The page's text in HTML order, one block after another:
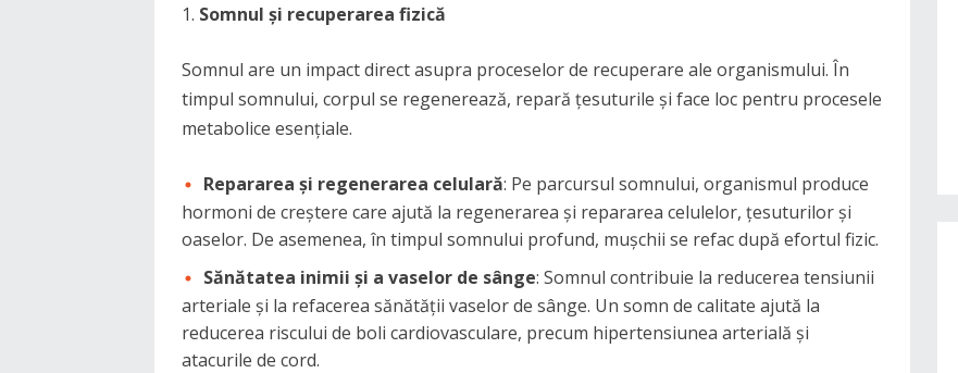
Somnul și recuperarea fizică
Somnul are un impact direct asupra proceselor de recuperare ale organismului. În
timpul somnului, corpul se regenerează, repară țesuturile și face loc pentru procesele
metabolice esențiale.
Repararea și regenerarea celulară: Pe parcursul somnului, organismul produce
hormoni de creștere care ajută la regenerarea și repararea celulelor, țesuturilor și
oaselor. De asemenea, în timpul somnului profund, mușchii se refac după efortul fizic.
Sănătatea inimii și a vaselor de sânge: Somnul contribuie la reducerea tensiunii
arteriale și la refacerea sănătății vaselor de sânge. Un somn de calitate ajută la
reducerea riscului de boli cardiovasculare, precum hipertensiunea arterială și
atacurile de cord.